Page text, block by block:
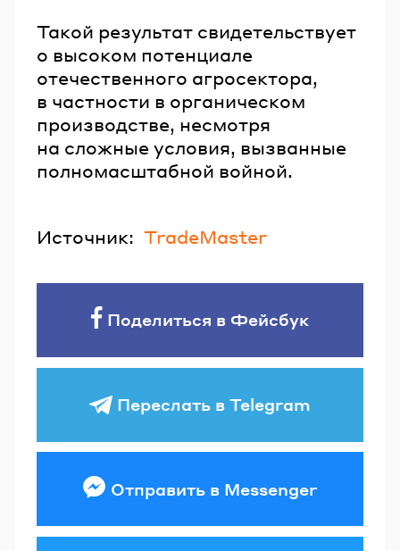
Такой результат свидетельствует
о высоком потенциале
отечественного агросектора,
в частности в органическом
производстве, несмотря
на сложные условия, вызванные
полномасштабной войной.
Источник: TradeMaster
Поделиться в Фейсбук
Переслать в Telegram
Отправить в Messenger